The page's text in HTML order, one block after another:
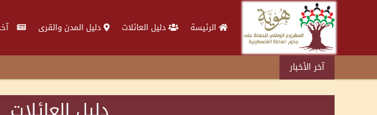
الرئيسة دليل العائلات دليل المدن والقرى
آخر الأخبار